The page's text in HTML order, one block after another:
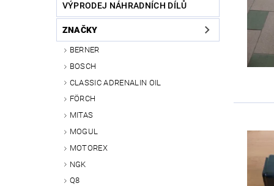
VÝPRODEJ NÁHRADNÍCH DÍLŮ
ZNAČKY
BERNER
BOSCH
CLASSIC ADRENALIN OIL
FÖRCH
MITAS
MOGUL
MOTOREX
NGK
Q8